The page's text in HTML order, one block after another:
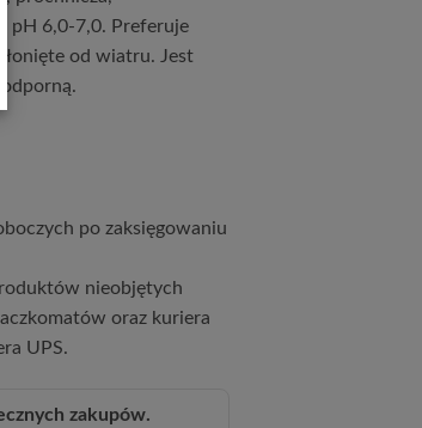
pH 6,0-7,0. Preferuje
od wiatru. Jest
po zaksięgowaniu
nieobjętych
oraz kuriera
UPS.
zakupów.